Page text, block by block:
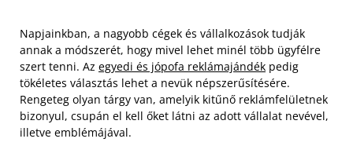
Napjainkban, a nagyobb cégek és vállalkozások tudják
annak a módszerét, hogy mivel lehet minél több ügyfélre
szert tenni. Az egyedi és jópofa reklámajándék pedig
tökéletes választás lehet a nevük népszerűsítésére.
Rengeteg olyan tárgy van, amelyik kitűnő reklámfelületnek
bizonyul, csupán el kell őket látni az adott vállalat nevével,
illetve emblémájával.